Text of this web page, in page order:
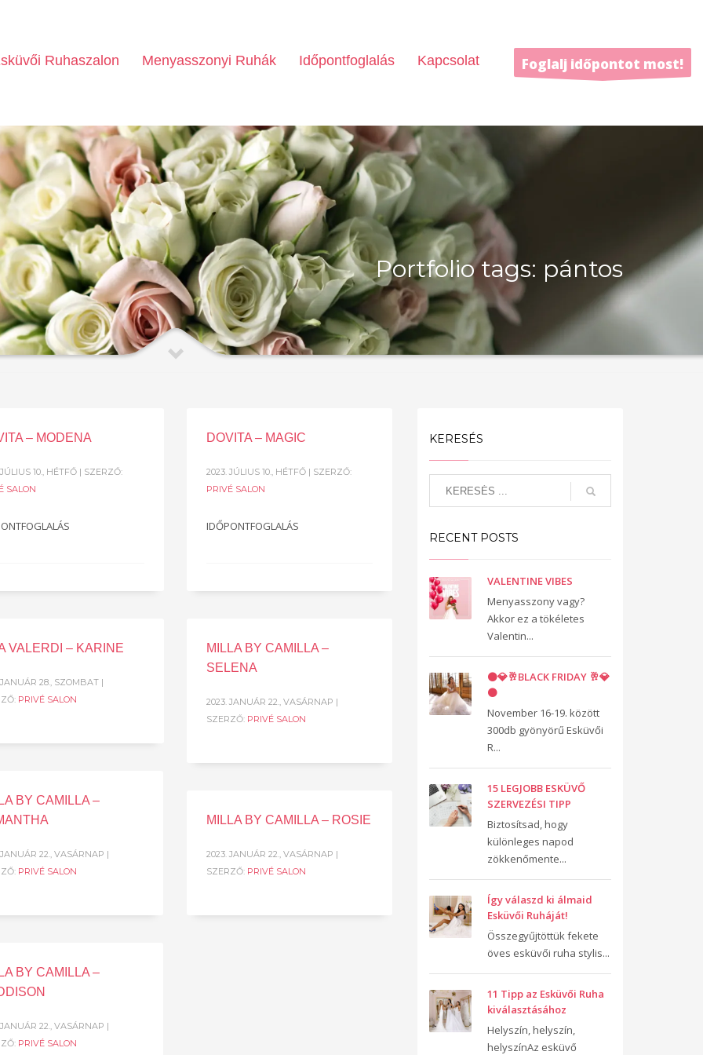
Ruhaszalon Menyasszonyi Ruhák Időpontfoglalás Kapcsolat Foglalj időpontot most!
Portfolio tags: pántos
– MODENA
10., HÉTFŐ | SZERZŐ:
SALON
DOVITA – MAGIC
2023. JÚLIUS 10., HÉTFŐ | SZERZŐ:
PRIVÉ SALON
IDŐPONTFOGLALÁS
VALERDI – KARINE
28., SZOMBAT |
PRIVÉ SALON
MILLA BY CAMILLA –
SELENA
2023. JANUÁR 22., VASÁRNAP |
SZERZŐ: PRIVÉ SALON
BY CAMILLA –
22., VASÁRNAP |
PRIVÉ SALON
MILLA BY CAMILLA – ROSIE
2023. JANUÁR 22., VASÁRNAP |
SZERZŐ: PRIVÉ SALON
BY CAMILLA –
22., VASÁRNAP |
PRIVÉ SALON
KERESÉS
RECENT POSTS
VALENTINE VIBES
Menyasszony vagy?
Akkor ez a tökéletes
Valentin...
⚫️💎🥂BLACK FRIDAY 🥂💎
⚫️
November 16-19. között
300db gyönyörű Esküvői
R...
15 LEGJOBB ESKÜVŐ
SZERVEZÉSI TIPP
Biztosítsad, hogy
különleges napod
zökkenőmente...
Így válaszd ki álmaid
Esküvői Ruháját!
Összegyűjtöttük fekete
öves esküvői ruha stylis...
11 Tipp az Esküvői Ruha
kiválasztásához
Helyszín, helyszín,
helyszínAz esküvő